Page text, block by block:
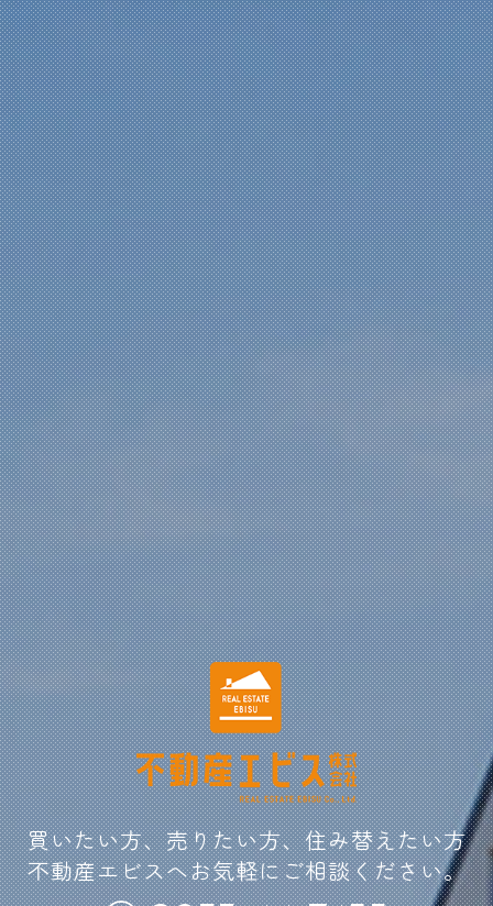
買いたい方、売りたい方、住み替えたい方
不動産エビスへお気軽にご相談ください。